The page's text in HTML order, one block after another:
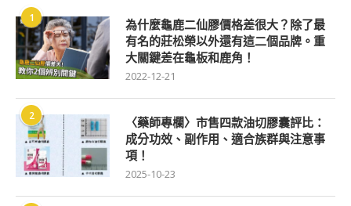
1
為什麼龜鹿二仙膠價格差很大？除了最
有名的莊松榮以外還有這二個品牌。重
大關鍵差在龜板和鹿角！
2022-12-21
2
〈藥師專欄〉市售四款油切膠囊評比：
成分功效、副作用、適合族群與注意事
項！
2025-10-23